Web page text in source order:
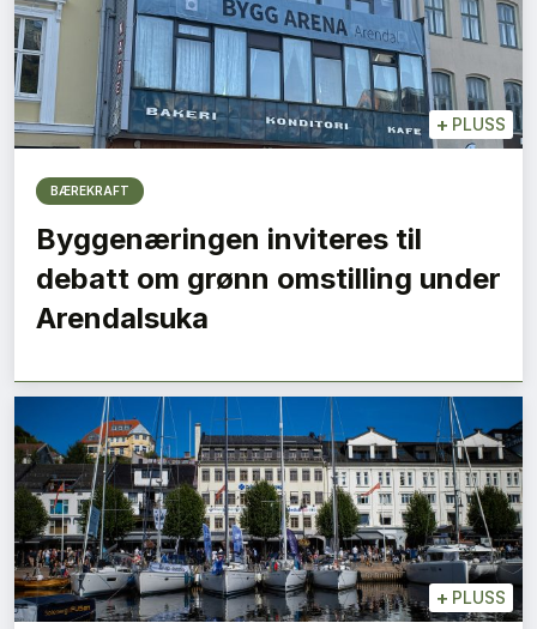
+ PLUSS
BÆREKRAFT
Byggenæringen inviteres til
debatt om grønn omstilling under
Arendalsuka
+ PLUSS